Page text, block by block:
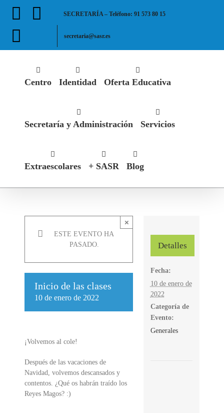
Facebook
Instagram
SECRETARÍA – Teléfono: 91 573 80 15
secretaria@sasr.es
Centro Identidad Oferta Educativa
Secretaría y Administración Servicios
Extraescolares + SASR Blog
ESTE EVENTO HA
PASADO.
×
Inicio de las clases
10 de enero de 2022
¡Volvemos al cole!
Después de las vacaciones de
Navidad, volvemos descansados y
contentos. ¿Qué os habrán traído los
Reyes Magos? :)
Detalles
Fecha:
10 de enero de
2022
Categoría de
Evento:
Generales